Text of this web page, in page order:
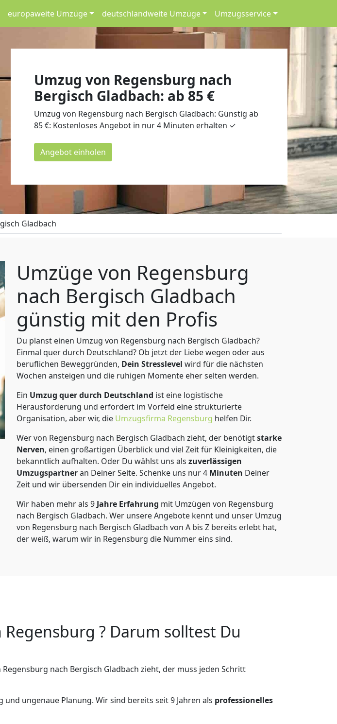
europaweite Umzüge deutschlandweite Umzüge Umzugsservice
Umzug von Regensburg nach
Bergisch Gladbach: ab 85 €
Umzug von Regensburg nach Bergisch Gladbach: Günstig ab
85 €: Kostenloses Angebot in nur 4 Minuten erhalten ✓
Angebot einholen
Gladbach
Umzüge von Regensburg
nach Bergisch Gladbach
günstig mit den Profis
Du planst einen Umzug von Regensburg nach Bergisch Gladbach?
Einmal quer durch Deutschland? Ob jetzt der Liebe wegen oder aus
beruflichen Beweggründen, Dein Stresslevel wird für die nächsten
Wochen ansteigen und die ruhigen Momente eher selten werden.
Ein Umzug quer durch Deutschland ist eine logistische
Herausforderung und erfordert im Vorfeld eine strukturierte
Organisation, aber wir, die Umzugsfirma Regensburg helfen Dir.
Wer von Regensburg nach Bergisch Gladbach zieht, der benötigtstarke
Nerven, einen großartigen Überblick und viel Zeit für Kleinigkeiten, die
bekanntlich aufhalten. Oder Du wählst uns als zuverlässigen
Umzugspartneran Deiner Seite. Schenke uns nur4 Minuten Deiner
Zeit und wir übersenden Dir ein individuelles Angebot.
Wir haben mehr als 9 Jahre Erfahrung mit Umzügen von Regensburg
nach Bergisch Gladbach. Wer unsere Angebote kennt und unser Umzug
von Regensburg nach Bergisch Gladbach von A bis Z bereits erlebt hat,
der weiß, warum wir in Regensburg die Nummer eins sind.
? Darum solltest Du
nach Bergisch Gladbach zieht, der muss jeden Schritt
ungenaue Planung. Wir sind bereits seit 9 Jahren als professionelles